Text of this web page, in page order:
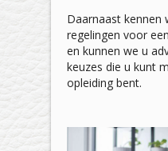
Daarnaast kennen
regelingen voor
en kunnen we u
keuzes die u kunt
opleiding bent.